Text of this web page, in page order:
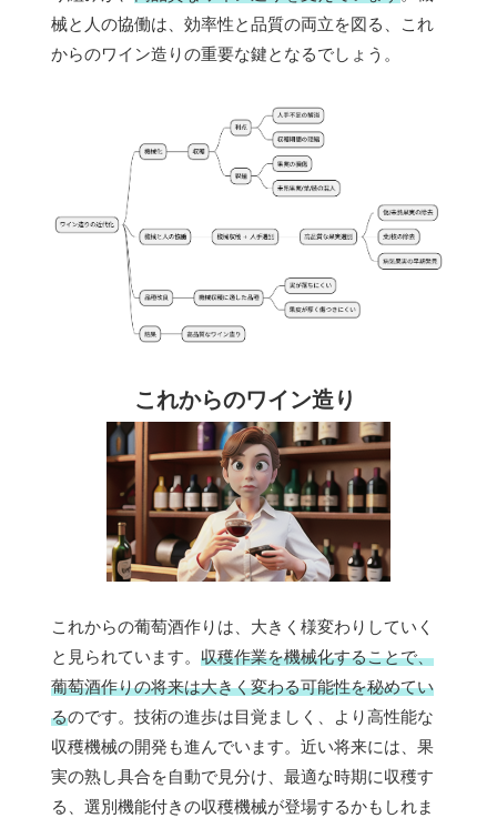
械と人の協働は、効率性と品質の両立を図る、これ
からのワイン造りの重要な鍵となるでしょう。
これからのワイン造り
これからの葡萄酒作りは、大きく様変わりしていく
と見られています。 収穫作業を機械化することで、
葡萄酒作りの将来は大きく変わる可能性を秘めてい
るのです。技術の進歩は目覚ましく、より高性能な
収穫機械の開発も進んでいます。近い将来には、果
実の熟し具合を自動で見分け、最適な時期に収穫す
る、選別機能付きの収穫機械が登場するかもしれま